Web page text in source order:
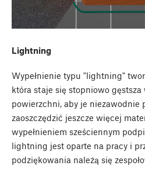
Lightning
Wypełnienie typu "lightning"
która staje się stopniowo
powierzchni, aby je niezawodnie
zaoszczędzić jeszcze więcej
wypełnieniem sześciennym
lightning jest oparte na pracy i
podziękowania należą się